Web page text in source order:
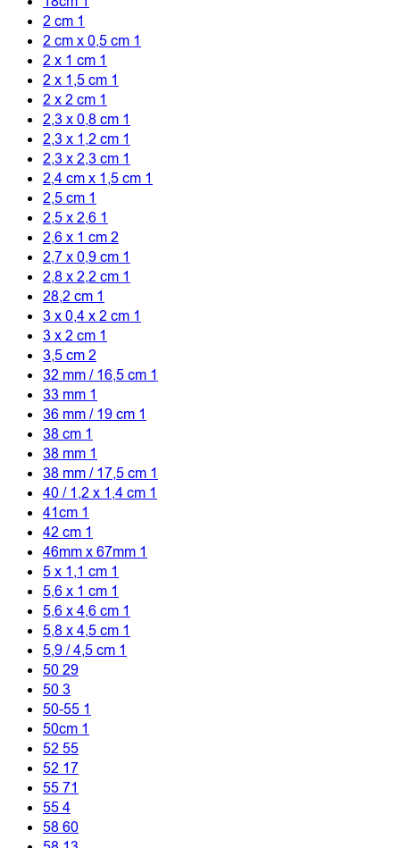
2 cm 1
2 cm x 0,5 cm 1
2 x 1 cm 1
2 x 1,5 cm 1
2 x 2 cm 1
2,3 x 0,8 cm 1
2,3 x 1,2 cm 1
2,3 x 2,3 cm 1
2,4 cm x 1,5 cm 1
2,5 cm 1
2,5 x 2,6 1
2,6 x 1 cm2
2,7 x 0,9 cm 1
2,8 x 2,2 cm 1
28,2 cm 1
3 x 0,4 x 2 cm 1
3 x 2 cm 1
3,5 cm2
32 mm / 16,5 cm 1
33 mm 1
36 mm / 19 cm 1
38 cm 1
38 mm 1
38 mm / 17,5 cm 1
40 / 1,2 x 1,4 cm 1
41cm 1
42 cm 1
46mm x 67mm 1
5 x 1,1 cm 1
5,6 x 1 cm 1
5,6 x 4,6 cm 1
5,8 x 4,5 cm 1
5,9 / 4,5 cm 1
5029
503
50-55 1
50cm 1
52 55
52 17
5571
554
5860